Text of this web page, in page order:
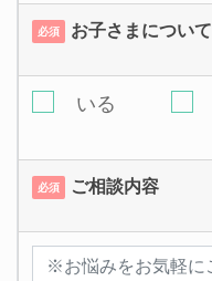
必須 お子さまについて
いる
必須 ご相談内容